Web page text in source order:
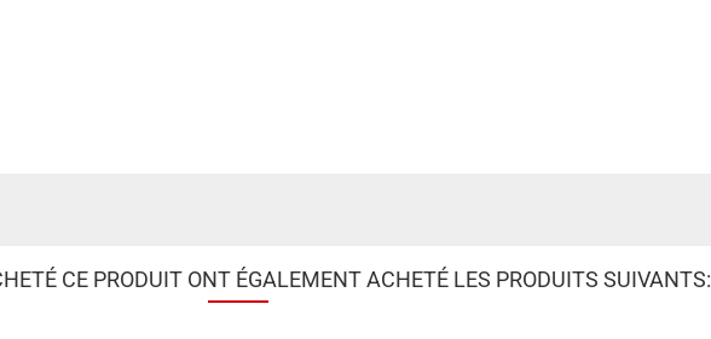
CE PRODUIT ONT ÉGALEMENT ACHETÉ LES PRODUITS SUIVANTS: